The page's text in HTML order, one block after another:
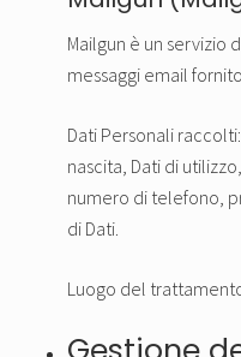
Mailgun è un servizio
messaggi email
Dati Personali
nascita, Dati di
numero di telefono,
di Dati.
Luogo del